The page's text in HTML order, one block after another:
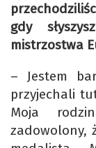
gdy
mistrzostwa
– Jestem
przyjechali
Moja
zadowolony,